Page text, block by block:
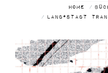
You are here:
Home
Land*Stadt